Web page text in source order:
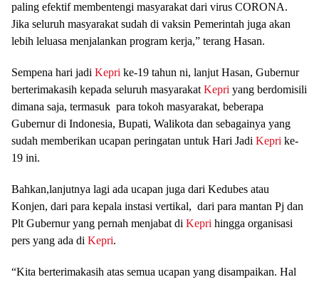
paling efektif membentengi masyarakat dari virus CORONA.
Jika seluruh masyarakat sudah di vaksin Pemerintah juga akan
lebih leluasa menjalankan program kerja,” terang Hasan.
Sempena hari jadi Kepri ke-19 tahun ni, lanjut Hasan, Gubernur
berterimakasih kepada seluruh masyarakat Kepri yang berdomisili
dimana saja, termasuk para tokoh masyarakat, beberapa
Gubernur di Indonesia, Bupati, Walikota dan sebagainya yang
sudah memberikan ucapan peringatan untuk Hari Jadi Kepri ke-
19 ini.
Bahkan,lanjutnya lagi ada ucapan juga dari Kedubes atau
Konjen, dari para kepala instasi vertikal, dari para mantan Pj dan
Plt Gubernur yang pernah menjabat di Kepri hingga organisasi
pers yang ada di Kepri.
“Kita berterimakasih atas semua ucapan yang disampaikan. Hal